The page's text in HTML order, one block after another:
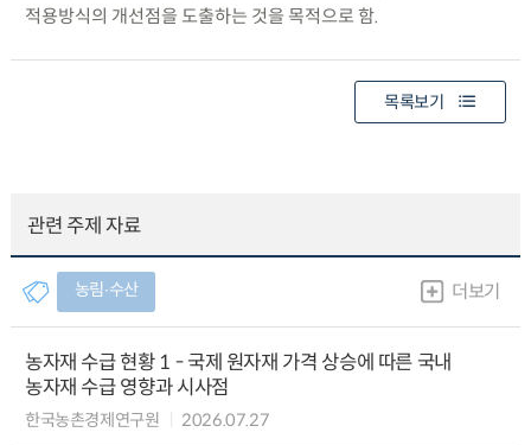
적용방식의 개선점을 도출하는 것을 목적으로 함.
목록보기
관련 주제 자료
농림∙수산 더보기
농자재 수급 현황 1 - 국제 원자재 가격 상승에 따른 국내
농자재 수급 영향과 시사점
한국농촌경제연구원 2026.07.27